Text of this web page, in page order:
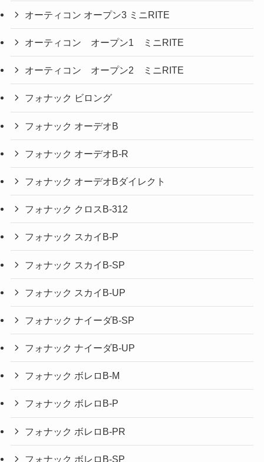
オーティコン オープン3 ミニRITE
オーティコン オープン1 ミニRITE
オーティコン オープン2 ミニRITE
フォナック ビロング
フォナック オーデオB
フォナック オーデオB-R
フォナック オーデオBダイレクト
フォナック クロスB-312
フォナック スカイB-P
フォナック スカイB-SP
フォナック スカイB-UP
フォナック ナイーダB-SP
フォナック ナイーダB-UP
フォナック ボレロB-M
フォナック ボレロB-P
フォナック ボレロB-PR
フォナック ボレロB-SP